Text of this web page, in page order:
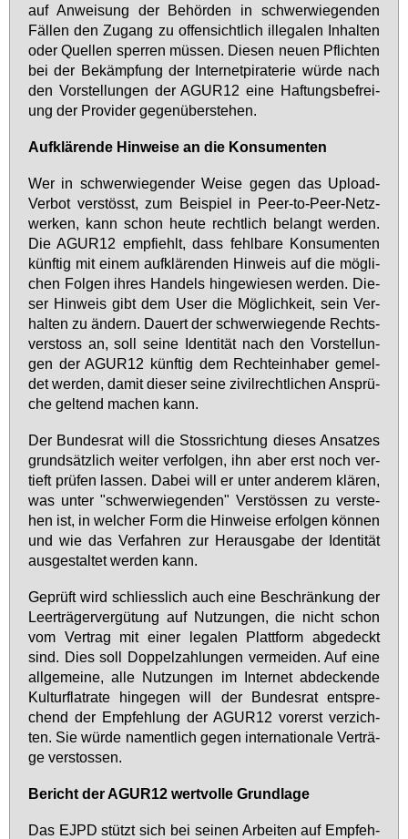
auf An­wei­sung der Be­hör­den in schwer­wie­gen­den
Fäl­len den Zu­gang zu of­fen­sicht­lich il­le­ga­len In­hal­ten
oder Quel­len sper­ren müs­sen. Die­sen neu­en Pflich­ten
bei der Be­kämp­fung der In­ter­net­pi­ra­te­rie wür­de nach
den Vor­stel­lun­gen der AGUR12 ei­ne Haf­tungs­be­frei­
ung der Pro­vi­der ge­gen­über­ste­hen.
Auf­klä­ren­de Hin­wei­se an die Kon­su­men­ten
Wer in schwer­wie­gen­der Wei­se ge­gen das Upload-
Ver­bot ver­stösst, zum Bei­spiel in Peer-to-Peer-Netz­
wer­ken, kann schon heu­te recht­lich be­langt wer­den.
Die AGUR12 emp­fiehlt, dass fehl­ba­re Kon­su­men­ten
künf­tig mit ei­nem auf­klä­ren­den Hin­weis auf die mög­li­
chen Fol­gen ih­res Han­dels hin­ge­wie­sen wer­den. Die­
ser Hin­weis gibt dem User die Mög­lich­keit, sein Ver­
hal­ten zu än­dern. Dau­ert der schwer­wie­gen­de Rechts­
ver­stoss an, soll sei­ne Iden­ti­tät nach den Vor­stel­lun­
gen der AGUR12 künf­tig dem Rech­te­inha­ber ge­mel­
det wer­den, da­mit die­ser sei­ne zi­vil­recht­li­chen An­sprü­
che gel­tend ma­chen kann.
Der Bun­des­rat will die Stoss­rich­tung die­ses An­sat­zes
grund­sätz­lich wei­ter ver­fol­gen, ihn aber erst noch ver­
tieft prü­fen las­sen. Da­bei will er un­ter an­de­rem klä­ren,
was un­ter "schwer­wie­gen­den" Ver­stös­sen zu ver­ste­
hen ist, in wel­cher Form die Hin­wei­se er­fol­gen kön­nen
und wie das Ver­fah­ren zur Her­aus­ga­be der Iden­ti­tät
aus­ge­stal­tet wer­den kann.
Ge­prüft wird schliess­lich auch ei­ne Be­schrän­kung der
Leer­trä­ger­ver­gü­tung auf Nut­zun­gen, die nicht schon
vom Ver­trag mit ei­ner le­ga­len Platt­form ab­ge­deckt
sind. Dies soll Dop­pel­zah­lun­gen ver­mei­den. Auf ei­ne
all­ge­mei­ne, al­le Nut­zun­gen im In­ter­net ab­de­cken­de
Kul­tur­flat­rate hin­ge­gen will der Bun­des­rat ent­spre­
chend der Emp­feh­lung der AGUR12 vor­erst ver­zich­
ten. Sie wür­de na­ment­lich ge­gen in­ter­na­tio­na­le Ver­trä­
ge ver­stos­sen.
Be­richt der AGUR12 wert­vol­le Grund­la­ge
Das EJPD stützt sich bei sei­nen Ar­bei­ten auf Emp­feh­